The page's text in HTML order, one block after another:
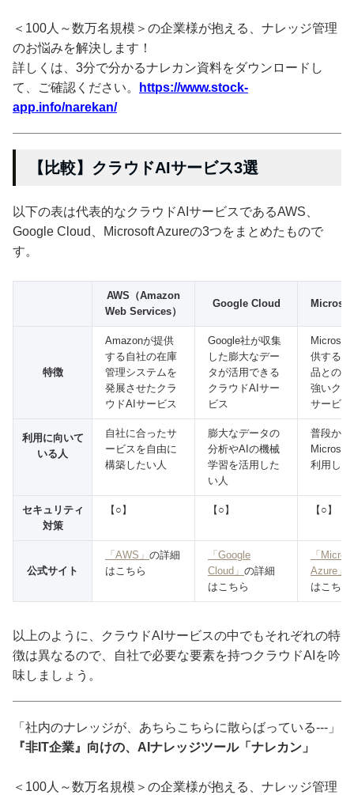
＜100人～数万名規模＞の企業様が抱える、ナレッジ管理
のお悩みを解決します！
詳しくは、3分で分かるナレカン資料をダウンロードし
て、ご確認ください。
https://www.stock-
app.info/narekan/
【比較】クラウドAIサービス3選
以下の表は代表的なクラウドAIサービスであるAWS、
Google Cloud、Microsoft Azureの3つをまとめたもので
す。
AWS（Amazon
Web Services）
Google Cloud
特徴
Amazonが提供
する自社の在庫
管理システムを
発展させたクラ
ウドAIサービス
Google社が収集
した膨大なデー
タが活用できる
クラウドAIサー
ビス
供する
品との互
強いク
サービス
利用に向いて
いる人
自社に合ったサ
ービスを自由に
構築したい人
膨大なデータの
分析やAIの機械
学習を活用した
い人
普段から
利用して
セキュリティ
対策
【○】 【○】 【○】
公式サイト
「AWS」 の詳細
はこちら
「Google
Cloud」 の詳細
はこちら
「
Azure」
はこちら
以上のように、クラウドAIサービスの中でもそれぞれの特
徴は異なるので、自社で必要な要素を持つクラウドAIを吟
味しましょう。
「社内のナレッジが、あちらこちらに散らばっている---」
『非IT企業』向けの、AIナレッジツール「ナレカン」
＜100人～数万名規模＞の企業様が抱える、ナレッジ管理